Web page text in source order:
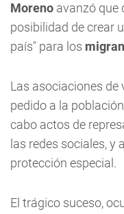
Moreno avanzó que
posibilidad de crear
país" para los
Las asociaciones de
pedido a la
cabo actos de
las redes sociales,
protección especial.
El trágico suceso,